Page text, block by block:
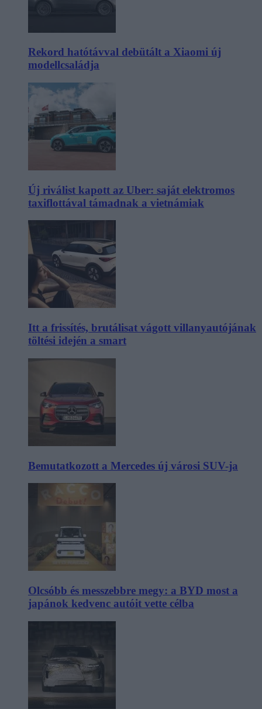
Rekord hatótávval debütált a Xiaomi új
modellcsaládja
Új riválist kapott az Uber: saját elektromos
taxiflottával támadnak a vietnámiak
Itt a frissítés, brutálisat vágott villanyautójának
töltési idején a smart
Bemutatkozott a Mercedes új városi SUV-ja
Olcsóbb és messzebbre megy: a BYD most a
japánok kedvenc autóit vette célba